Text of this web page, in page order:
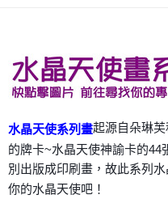
每筆NT$80，滿NT$3,000(含
郵局幫你送（離島）
付款後門市自取
免運費
水晶天使系列畫起源自朵琳芙
的牌卡~水晶天使神諭卡的44
別出版成印刷畫，故此系列
你的水晶天使吧！